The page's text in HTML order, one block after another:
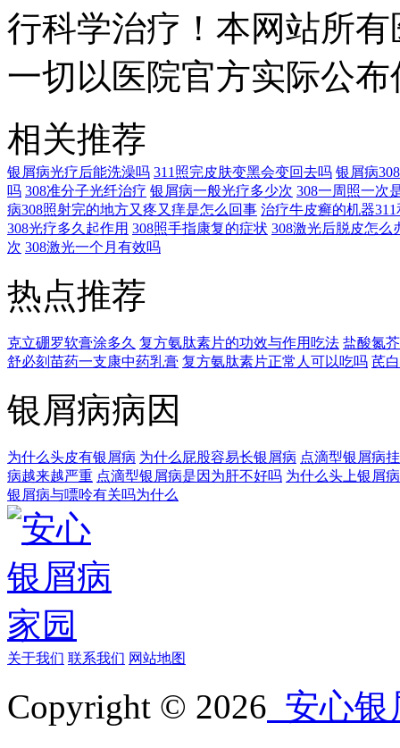
行科学治疗！本网站所
一切以医院官方实际公
相关推荐
银屑病光疗后能洗澡吗 311照完皮肤变黑会变回去吗 银屑病
吗 308准分子光纤治疗 银屑病一般光疗多少次 308一周照一次
病308照射完的地方又疼又痒是怎么回事 治疗牛皮癣的机器
308光疗多久起作用 308照手指康复的症状 308激光后脱皮怎么
次 308激光一个月有效吗
热点推荐
克立硼罗软膏涂多久 复方氨肽素片的功效与作用吃法 盐酸氮
舒必刻苗药一支康中药乳膏 复方氨肽素片正常人可以吃吗 芪
银屑病病因
为什么头皮有银屑病 为什么屁股容易长银屑病 点滴型银屑病
病越来越严重 点滴型银屑病是因为肝不好吗 为什么头上银屑
银屑病与嘌呤有关吗为什么
关于我们 联系我们 网站地图
Copyright © 2026 安心银